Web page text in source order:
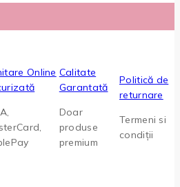
Online Calitate
Garantată
Doar
produse
premium
Politică de
returnare
Termeni si
condiții